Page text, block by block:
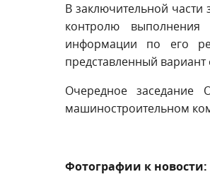
В заключительной
контролю выполнения
информации по его
представленный
Очередное заседание
машиностроительном
Фотографии к новости: